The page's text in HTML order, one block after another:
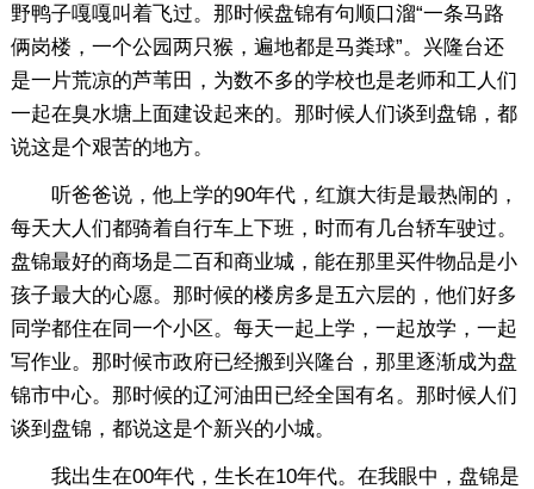
野鸭子嘎嘎叫着飞过。那时候盘锦有句顺口溜“一条马路
俩岗楼，一个公园两只猴，遍地都是马粪球”。兴隆台还
是一片荒凉的芦苇田，为数不多的学校也是老师和工人们
一起在臭水塘上面建设起来的。那时候人们谈到盘锦，都
说这是个艰苦的地方。
听爸爸说，他上学的90年代，红旗大街是最热闹的，
每天大人们都骑着自行车上下班，时而有几台轿车驶过。
盘锦最好的商场是二百和商业城，能在那里买件物品是小
孩子最大的心愿。那时候的楼房多是五六层的，他们好多
同学都住在同一个小区。每天一起上学，一起放学，一起
写作业。那时候市政府已经搬到兴隆台，那里逐渐成为盘
锦市中心。那时候的辽河油田已经全国有名。那时候人们
谈到盘锦，都说这是个新兴的小城。
我出生在00年代，生长在10年代。在我眼中，盘锦是